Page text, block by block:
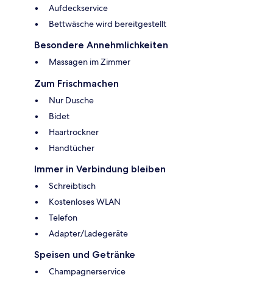
Aufdeckservice
Bettwäsche wird bereitgestellt
Besondere Annehmlichkeiten
Massagen im Zimmer
Zum Frischmachen
Nur Dusche
Bidet
Haartrockner
Handtücher
Immer in Verbindung bleiben
Schreibtisch
Kostenloses WLAN
Telefon
Adapter/Ladegeräte
Speisen und Getränke
Champagnerservice